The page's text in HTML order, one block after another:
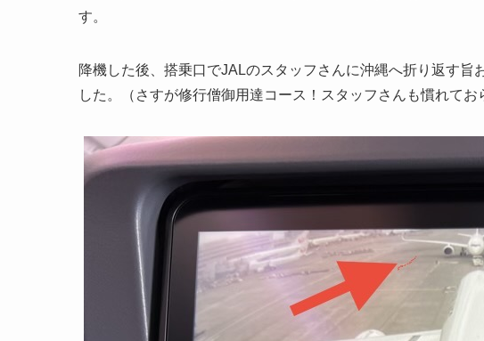
す。
降機した後、搭乗口でJALのスタッフさんに沖縄へ折り返す旨
した。（さすが修行僧御用達コース！スタッフさんも慣れてお